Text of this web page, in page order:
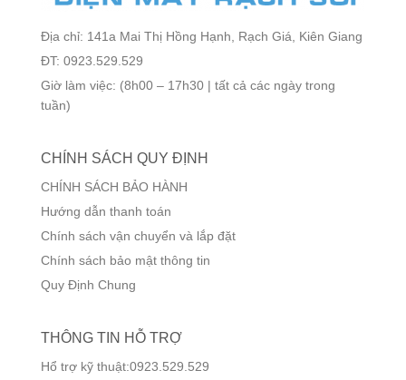
Địa chỉ: 141a Mai Thị Hồng Hạnh, Rạch Giá, Kiên Giang
ĐT: 0923.529.529
Giờ làm việc: (8h00 – 17h30 | tất cả các ngày trong
tuần)
CHÍNH SÁCH QUY ĐỊNH
CHÍNH SÁCH BẢO HÀNH
Hướng dẫn thanh toán
Chính sách vận chuyển và lắp đặt
Chính sách bảo mật thông tin
Quy Định Chung
THÔNG TIN HỖ TRỢ
Hổ trợ kỹ thuật:0923.529.529